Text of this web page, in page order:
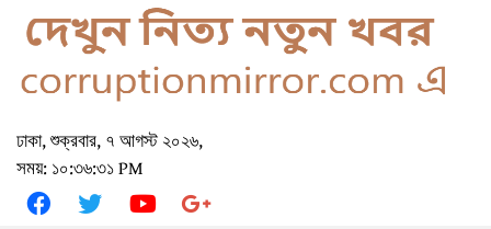
ঢাকা, শুক্রবার, ৭ আগস্ট ২০২৬,
সময়: ১০:৩৬:৩১ PM